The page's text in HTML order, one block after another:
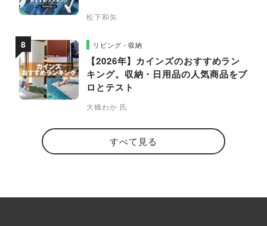
松下和矢
リビング・収納
【2026年】カインズのおすすめラン
キング。収納・日用品の人気商品をプ
ロとテスト
大橋わか 氏
すべて見る